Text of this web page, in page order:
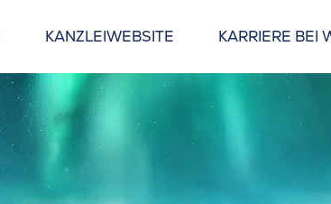
KANZLEIWEBSITE KARRIERE BEI